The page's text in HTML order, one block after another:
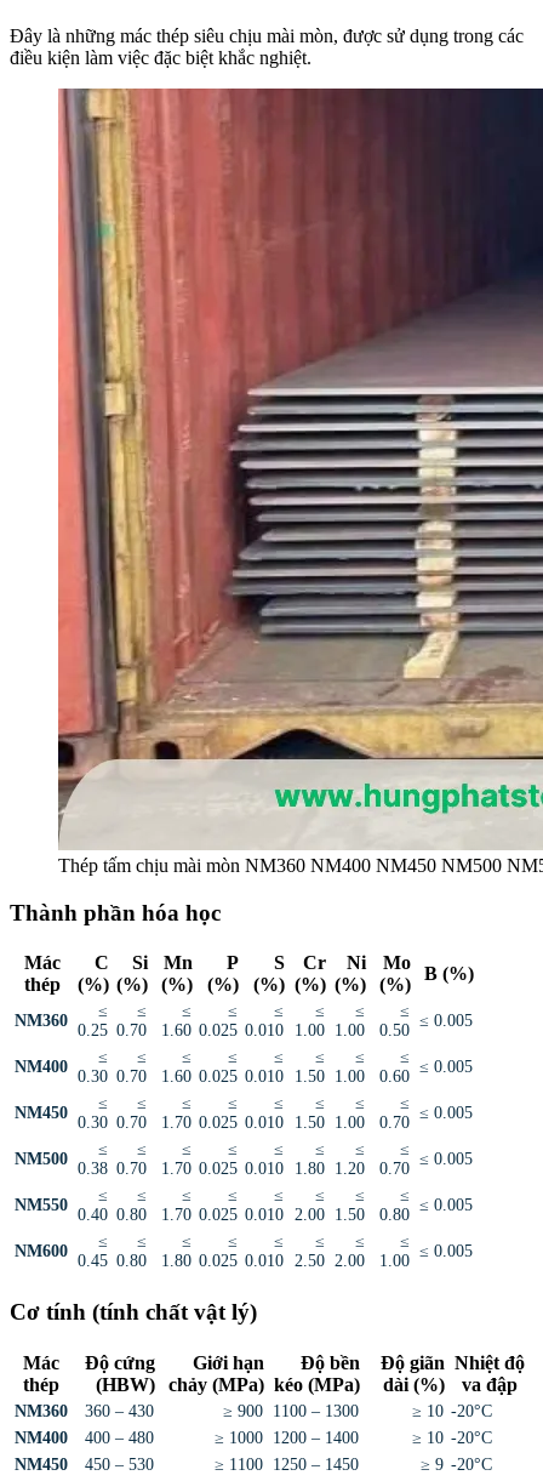
Đây là những mác thép siêu chịu mài mòn, được sử dụng trong các
điều kiện làm việc đặc biệt khắc nghiệt.
Thép tấm chịu mài mòn NM360 NM400 NM450 NM500
Thành phần hóa học
Mác
thép
C
(%)
Si
(%)
Mn
(%)
P
(%)
S
(%)
Cr
(%)
Ni
(%)
Mo
(%)
B (%)
NM360
≤
0.25
≤
0.70
≤
1.60
≤
0.025
≤
0.010
≤
1.00
≤
1.00
≤
0.50
≤ 0.005
NM400
≤
0.30
≤
0.70
≤
1.60
≤
0.025
≤
0.010
≤
1.50
≤
1.00
≤
0.60
≤ 0.005
NM450
≤
0.30
≤
0.70
≤
1.70
≤
0.025
≤
0.010
≤
1.50
≤
1.00
≤
0.70
≤ 0.005
NM500
≤
0.38
≤
0.70
≤
1.70
≤
0.025
≤
0.010
≤
1.80
≤
1.20
≤
0.70
≤ 0.005
NM550
≤
0.40
≤
0.80
≤
1.70
≤
0.025
≤
0.010
≤
2.00
≤
1.50
≤
0.80
≤ 0.005
NM600
≤
0.45
≤
0.80
≤
1.80
≤
0.025
≤
0.010
≤
2.50
≤
2.00
≤
1.00
≤ 0.005
Cơ tính (tính chất vật lý)
Mác
thép
Độ cứng
(HBW)
Giới hạn
chảy (MPa)
Độ bền
kéo (MPa)
Độ giãn
dài (%)
Nhiệt độ
va đập
NM360 360 – 430 ≥ 900 1100 – 1300 ≥ 10 -20°C
NM400
400 – 480 ≥ 1000 1200 – 1400 ≥ 10 -20°C
NM450
450 – 530 ≥ 1100 1250 – 1450 ≥ 9 -20°C